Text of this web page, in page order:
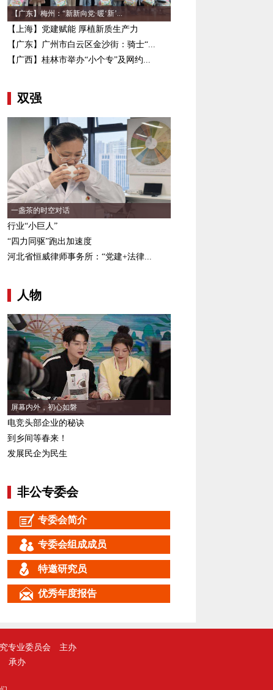
【广东】梅州：“新新向党·暖‘新’...
【上海】党建赋能 厚植新质生产力
【广东】广州市白云区金沙街：骑士“...
【广西】桂林市举办“小个专”及网约...
双强
一盏茶的时空对话
行业“小巨人”
“四力同驱”跑出加速度
河北省恒威律师事务所：“党建+法律...
人物
屏幕内外，初心如磐
电竞头部企业的秘诀
到乡间等春来！
发展民企为民生
非公专委会
专委会简介
专委会组成成员
特邀研究员
优秀年度报告
专业委员会
主办
承办